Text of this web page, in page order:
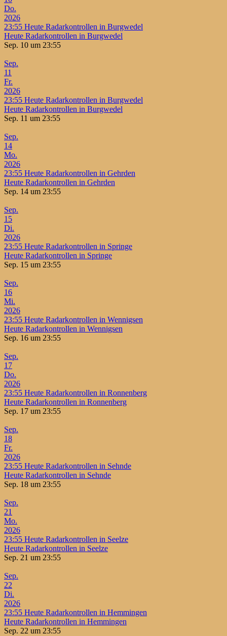
Do.
2026
23:55 Heute Radarkontrollen in Burgwedel
Heute Radarkontrollen in Burgwedel
Sep. 10 um 23:55
Sep.
11
Fr.
2026
23:55 Heute Radarkontrollen in Burgwedel
Heute Radarkontrollen in Burgwedel
Sep. 11 um 23:55
Sep.
14
Mo.
2026
23:55 Heute Radarkontrollen in Gehrden
Heute Radarkontrollen in Gehrden
Sep. 14 um 23:55
Sep.
15
Di.
2026
23:55 Heute Radarkontrollen in Springe
Heute Radarkontrollen in Springe
Sep. 15 um 23:55
Sep.
16
Mi.
2026
23:55 Heute Radarkontrollen in Wennigsen
Heute Radarkontrollen in Wennigsen
Sep. 16 um 23:55
Sep.
17
Do.
2026
23:55 Heute Radarkontrollen in Ronnenberg
Heute Radarkontrollen in Ronnenberg
Sep. 17 um 23:55
Sep.
18
Fr.
2026
23:55 Heute Radarkontrollen in Sehnde
Heute Radarkontrollen in Sehnde
Sep. 18 um 23:55
Sep.
21
Mo.
2026
23:55 Heute Radarkontrollen in Seelze
Heute Radarkontrollen in Seelze
Sep. 21 um 23:55
Sep.
22
Di.
2026
23:55 Heute Radarkontrollen in Hemmingen
Heute Radarkontrollen in Hemmingen
Sep. 22 um 23:55